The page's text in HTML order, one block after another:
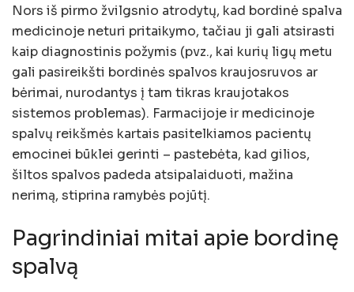
Nors iš pirmo žvilgsnio atrodytų, kad bordinė spalva
medicinoje neturi pritaikymo, tačiau ji gali atsirasti
kaip diagnostinis požymis (pvz., kai kurių ligų metu
gali pasireikšti bordinės spalvos kraujosruvos ar
bėrimai, nurodantys į tam tikras kraujotakos
sistemos problemas). Farmacijoje ir medicinoje
spalvų reikšmės kartais pasitelkiamos pacientų
emocinei būklei gerinti – pastebėta, kad gilios,
šiltos spalvos padeda atsipalaiduoti, mažina
nerimą, stiprina ramybės pojūtį.
Pagrindiniai mitai apie bordinę
spalvą